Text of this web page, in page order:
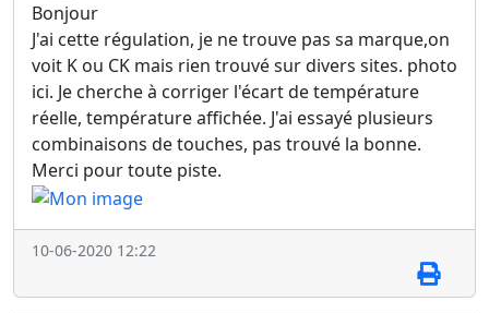
Bonjour
J'ai cette régulation, je ne trouve pas sa marque,on
voit K ou CK mais rien trouvé sur divers sites. photo
ici. Je cherche à corriger l'écart de température
réelle, température affichée. J'ai essayé plusieurs
combinaisons de touches, pas trouvé la bonne.
Merci pour toute piste.
10-06-2020 12:22